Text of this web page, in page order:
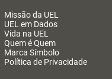
Missão da UEL
UEL em Dados
Vida na UEL
Quem é Quem
Marca Símbolo
Política de Privacidade